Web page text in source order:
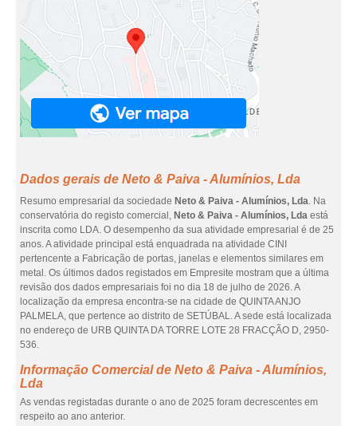
Dados gerais de Neto & Paiva - Alumínios, Lda
Resumo empresarial da sociedade Neto & Paiva - Alumínios, Lda. Na
conservatória do registo comercial, Neto & Paiva - Alumínios, Lda está
inscrita como LDA. O desempenho da sua atividade empresarial é de 25
anos. A atividade principal está enquadrada na atividade CINI
pertencente a Fabricação de portas, janelas e elementos similares em
metal. Os últimos dados registados em Empresite mostram que a última
revisão dos dados empresariais foi no dia 18 de julho de 2026. A
localização da empresa encontra-se na cidade de QUINTA ANJO
PALMELA, que pertence ao distrito de SETÚBAL. A sede está localizada
no endereço de URB QUINTA DA TORRE LOTE 28 FRACÇÃO D, 2950-
536.
Informação Comercial de Neto & Paiva - Alumínios,
Lda
As vendas registadas durante o ano de 2025 foram decrescentes em
respeito ao ano anterior.